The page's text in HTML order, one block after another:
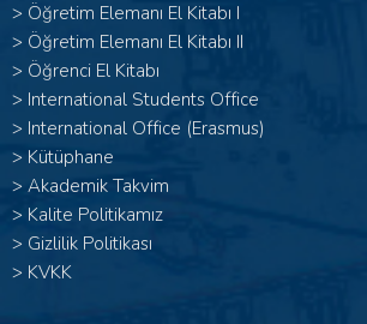
> Öğretim Elemanı El Kitabı I
> Öğretim Elemanı El Kitabı II
> Öğrenci El Kitabı
> International Students Office
> International Office (Erasmus)
> Kütüphane
> Akademik Takvim
> Kalite Politikamız
> Gizlilik Politikası
> KVKK